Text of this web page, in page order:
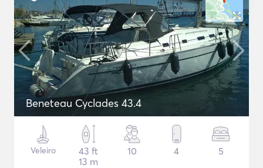
Beneteau Cyclades 43.4
Veleiro
43 ft
13 m
10 4 5